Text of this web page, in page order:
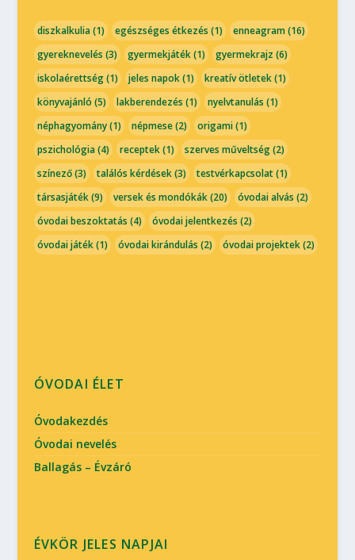
diszkalkulia(1) egészséges étkezés (1) enneagram(16)
gyereknevelés (3) gyermekjáték(1) gyermekrajz (6)
iskolaérettség(1) jeles napok(1) kreatív ötletek(1)
könyvajánló (5) lakberendezés (1) nyelvtanulás (1)
néphagyomány(1) népmese(2) origami(1)
pszichológia(4) receptek(1) szerves műveltség(2)
színező(3) találós kérdések(3) testvérkapcsolat(1)
társasjáték(9) versek és mondókák(20) óvodai alvás (2)
óvodai beszoktatás (4) óvodai jelentkezés (2)
óvodai játék(1) óvodai kirándulás (2) óvodai projektek(2)
ÓVODAI ÉLET
Óvodakezdés
Óvodai nevelés
Ballagás – Évzáró
ÉVKÖR JELES NAPJAI